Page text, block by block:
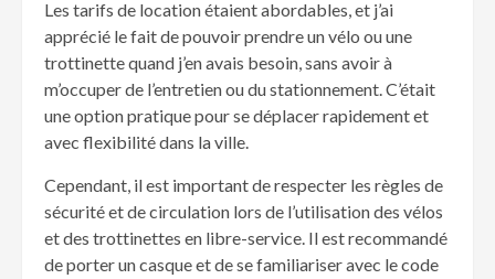
Les tarifs de location étaient abordables, et j’ai
apprécié le fait de pouvoir prendre un vélo ou une
trottinette quand j’en avais besoin, sans avoir à
m’occuper de l’entretien ou du stationnement. C’était
une option pratique pour se déplacer rapidement et
avec flexibilité dans la ville.
Cependant, il est important de respecter les règles de
sécurité et de circulation lors de l’utilisation des vélos
et des trottinettes en libre-service. Il est recommandé
de porter un casque et de se familiariser avec le code